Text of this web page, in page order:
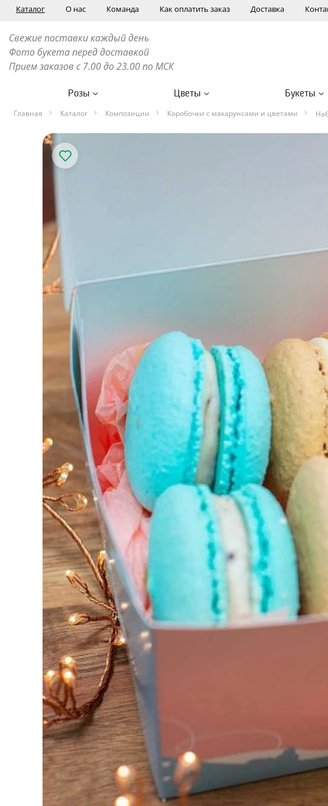
Каталог О нас Команда Как оплатить заказ Доставка
Свежие поставки каждый день
Фото букета перед доставкой
Прием заказов с 7.00 до 23.00 по МСК
Розы Цветы Букеты
Главная Каталог Композиции Коробочки с макарунсами и цветами